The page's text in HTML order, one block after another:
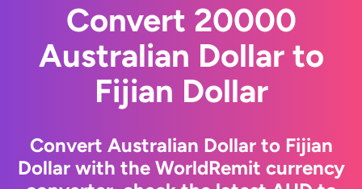
Convert 20000
Australian Dollar to
Fijian Dollar
Convert Australian Dollar to Fijian
Dollar with the WorldRemit currency